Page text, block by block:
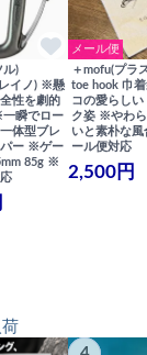
ル)
レイノ) ※懸
性を劇的
瞬でロー
体型ブレ
パー ※ゲー
85g ※
メール便
＋mofu(プラ
toe hook 巾
コの愛らしい
ク姿 ※やわ
いと素朴な
ール便対応
2,500円